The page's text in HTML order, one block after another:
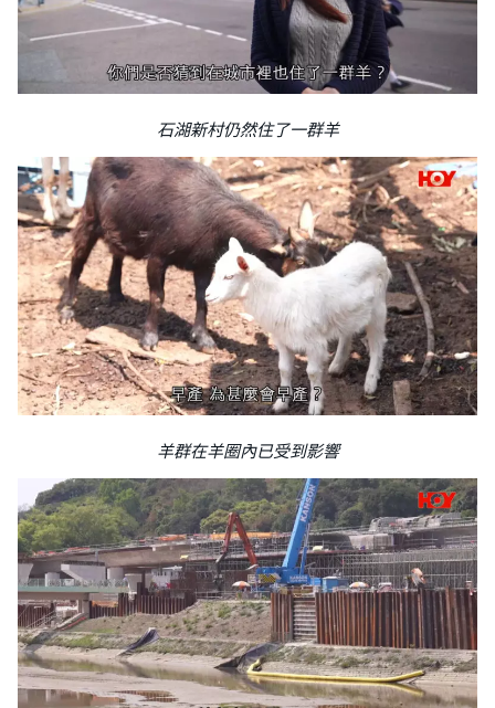
石湖新村仍然住了一群羊
羊群在羊圈內已受到影響